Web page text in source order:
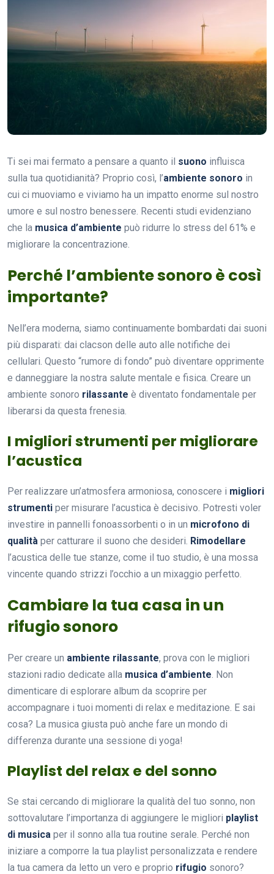
Ti sei mai fermato a pensare a quanto il suono influisca
sulla tua quotidianità? Proprio così, l’ambiente sonoro in
cui ci muoviamo e viviamo ha un impatto enorme sul nostro
umore e sul nostro benessere. Recenti studi evidenziano
che la musica d’ambiente può ridurre lo stress del 61% e
migliorare la concentrazione.
Perché l’ambiente sonoro è così
importante?
Nell’era moderna, siamo continuamente bombardati dai suoni
più disparati: dai clacson delle auto alle notifiche dei
cellulari. Questo “rumore di fondo” può diventare opprimente
e danneggiare la nostra salute mentale e fisica. Creare un
ambiente sonoro rilassante è diventato fondamentale per
liberarsi da questa frenesia.
I migliori strumenti per migliorare
l’acustica
Per realizzare un’atmosfera armoniosa, conoscere i migliori
strumenti per misurare l’acustica è decisivo. Potresti voler
investire in pannelli fonoassorbenti o in un microfono di
qualità per catturare il suono che desideri. Rimodellare
l’acustica delle tue stanze, come il tuo studio, è una mossa
vincente quando strizzi l’occhio a un mixaggio perfetto.
Cambiare la tua casa in un
rifugio sonoro
Per creare un ambiente rilassante, prova con le migliori
stazioni radio dedicate alla musica d’ambiente. Non
dimenticare di esplorare album da scoprire per
accompagnare i tuoi momenti di relax e meditazione. E sai
cosa? La musica giusta può anche fare un mondo di
differenza durante una sessione di yoga!
Playlist del relax e del sonno
Se stai cercando di migliorare la qualità del tuo sonno, non
sottovalutare l’importanza di aggiungere le migliori playlist
di musica per il sonno alla tua routine serale. Perché non
iniziare a comporre la tua playlist personalizzata e rendere
la tua camera da letto un vero e proprio rifugio sonoro?